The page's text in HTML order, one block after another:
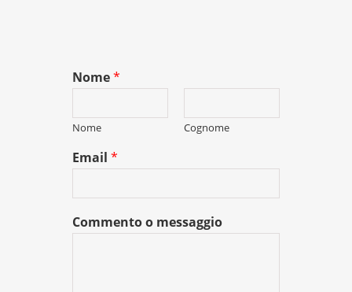
Nome*
Nome Cognome
Email*
Commento o messaggio